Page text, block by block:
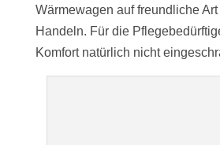
Wärmewagen auf freundliche
Handeln. Für die
Komfort natürlich nicht